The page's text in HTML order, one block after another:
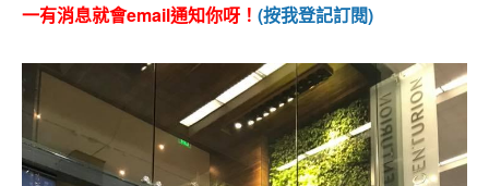
一有消息就會email通知你呀！ (按我登記訂閱)